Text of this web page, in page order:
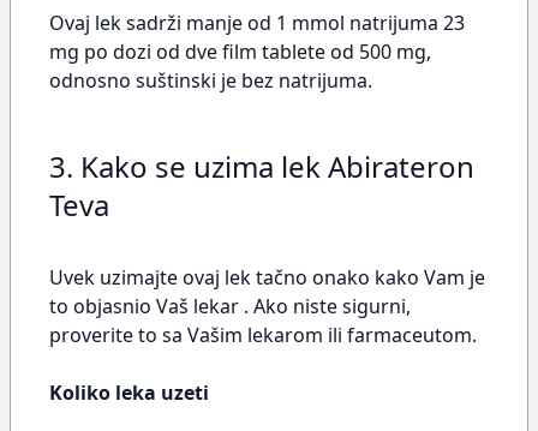
Ovaj lek sadrži manje od 1 mmol natrijuma 23
mg po dozi od dve film tablete od 500 mg,
odnosno suštinski je bez natrijuma.
3. Kako se uzima lek Abirateron
Teva
Uvek uzimajte ovaj lek tačno onako kako Vam je
to objasnio Vaš lekar . Ako niste sigurni,
proverite to sa Vašim lekarom ili farmaceutom.
Koliko leka uzeti